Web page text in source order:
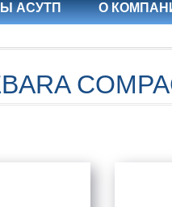
АСУТП О